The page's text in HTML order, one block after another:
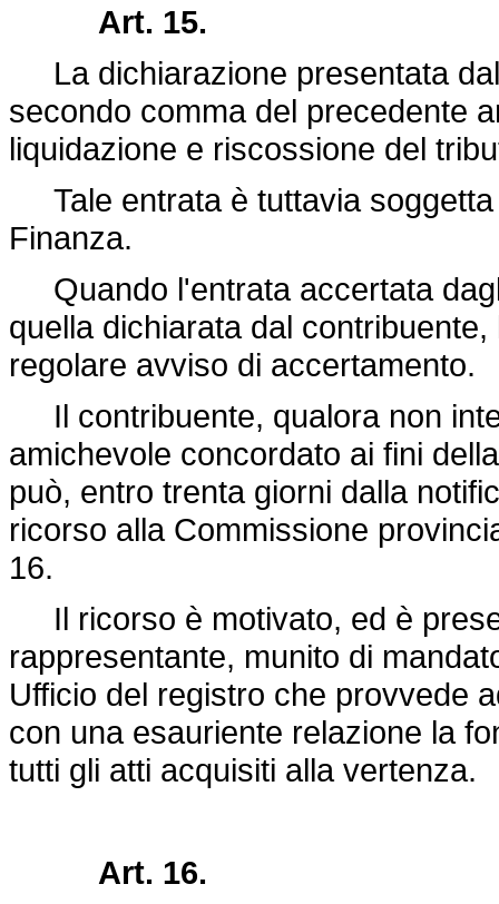
Art. 15.
La dichiarazione presentata
secondo comma del precedente
liquidazione e riscossione del
Tale entrata è tuttavia soggetta
Finanza.
Quando l'entrata accertata
quella dichiarata dal
regolare avviso di accertamento.
Il contribuente, qualora non
amichevole concordato ai fini
può, entro trenta giorni dalla
ricorso alla Commissione
16.
Il ricorso è motivato, ed è
rappresentante, munito di
Ufficio del registro che provvede
con una esauriente relazione la
tutti gli atti acquisiti alla vertenza.
Art. 16.